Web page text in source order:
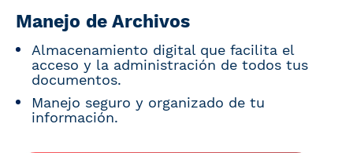
Manejo de Archivos
Almacenamiento digital que facilita el
acceso y la administración de todos tus
documentos.
Manejo seguro y organizado de tu
información.